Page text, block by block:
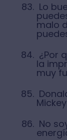
Lo
malo
¿Por
la
muy
No